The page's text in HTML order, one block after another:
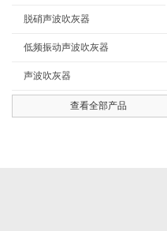
脱硝声波吹灰器
低频振动声波吹灰器
声波吹灰器
查看全部产品